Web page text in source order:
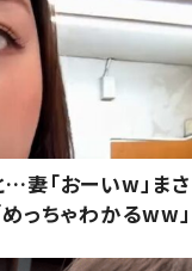
妻「おーいw」まさ
めっちゃわかるww」